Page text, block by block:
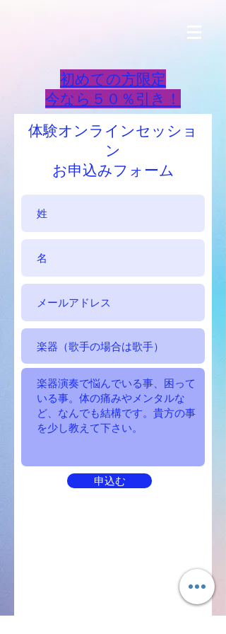
初めての方限定
今なら５０％引き！
体験オンラインセッショ
ン
お申込みフォーム
申込む
合は迷惑メールもご確認ください。